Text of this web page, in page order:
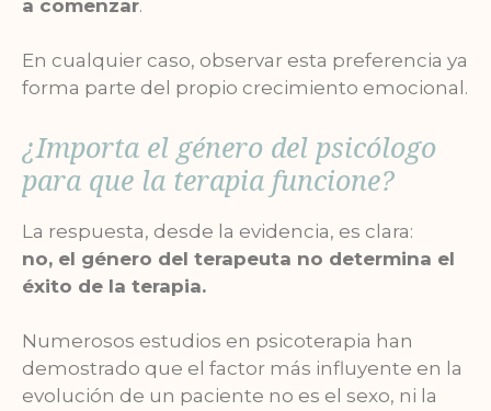
a comenzar.
En cualquier caso, observar esta preferencia ya
forma parte del propio crecimiento emocional.
¿Importa el género del psicólogo
para que la terapia funcione?
La respuesta, desde la evidencia, es clara:
no, el género del terapeuta no determina el
éxito de la terapia.
Numerosos estudios en psicoterapia han
demostrado que el factor más influyente en la
evolución de un paciente no es el sexo, ni la